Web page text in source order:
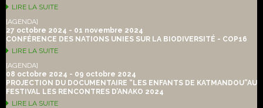
LIRE LA SUITE
[AGENDA]
27 octobre 2024 - 01 novembre 2024
CONFÉRENCE DES NATIONS UNIES SUR LA BIODIVERSITÉ - COP16
LIRE LA SUITE
[AGENDA]
08 octobre 2024 - 09 octobre 2024
PROJECTION DU DOCUMENTAIRE “LES ENFANTS DE KATMANDOU”AU
FESTIVAL LES RENCONTRES D’ANAKO 2024
LIRE LA SUITE